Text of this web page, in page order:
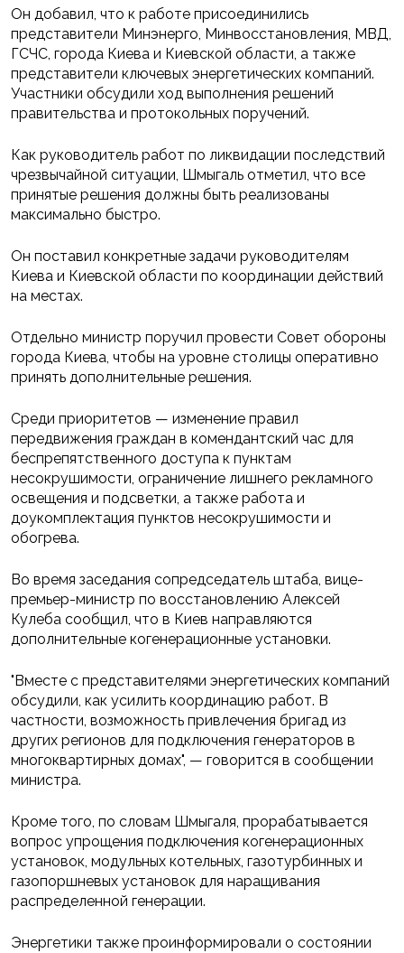
Он добавил, что к работе присоединились
представители Минэнерго, Минвосстановления, МВД,
ГСЧС, города Киева и Киевской области, а также
представители ключевых энергетических компаний.
Участники обсудили ход выполнения решений
правительства и протокольных поручений.
Как руководитель работ по ликвидации последствий
чрезвычайной ситуации, Шмыгаль отметил, что все
принятые решения должны быть реализованы
максимально быстро.
Он поставил конкретные задачи руководителям
Киева и Киевской области по координации действий
на местах.
Отдельно министр поручил провести Совет обороны
города Киева, чтобы на уровне столицы оперативно
принять дополнительные решения.
Среди приоритетов — изменение правил
передвижения граждан в комендантский час для
беспрепятственного доступа к пунктам
несокрушимости, ограничение лишнего рекламного
освещения и подсветки, а также работа и
доукомплектация пунктов несокрушимости и
обогрева.
Во время заседания сопредседатель штаба, вице-
премьер-министр по восстановлению Алексей
Кулеба сообщил, что в Киев направляются
дополнительные когенерационные установки.
"Вместе с представителями энергетических компаний
обсудили, как усилить координацию работ. В
частности, возможность привлечения бригад из
других регионов для подключения генераторов в
многоквартирных домах", — говорится в сообщении
министра.
Кроме того, по словам Шмыгаля, прорабатывается
вопрос упрощения подключения когенерационных
установок, модульных котельных, газотурбинных и
газопоршневых установок для наращивания
распределенной генерации.
Энергетики также проинформировали о состоянии